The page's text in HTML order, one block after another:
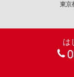
東京
は